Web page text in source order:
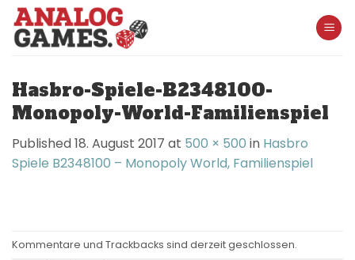
Skip
content
Hasbro-Spiele-B2348100-
Monopoly-World-Familienspiel
Published18. August 2017 at 500 × 500 in Hasbro
Spiele B2348100 – Monopoly World, Familienspiel
Kommentare und Trackbacks sind derzeit geschlossen.